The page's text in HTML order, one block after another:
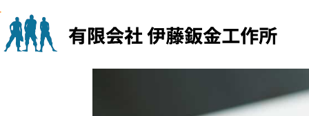
Skip
to
content